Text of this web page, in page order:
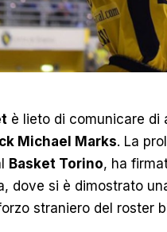
è lieto di comunicare di
Michael Marks. La
Basket Torino, ha
dove si è dimostrato
straniero del roster